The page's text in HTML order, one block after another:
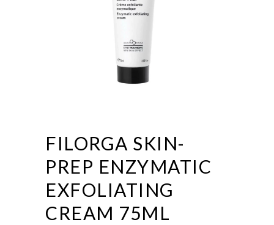
FILORGA SKIN-
PREP ENZYMATIC
EXFOLIATING
CREAM 75ML